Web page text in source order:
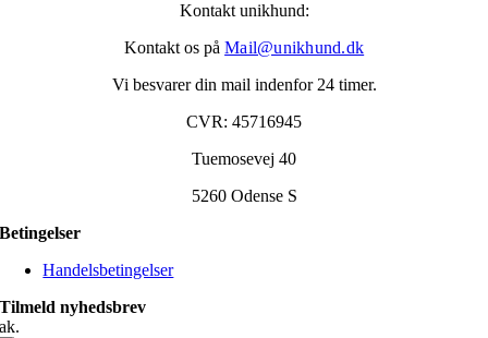
Kontakt unikhund:
Kontakt os på Mail@unikhund.dk
Vi besvarer din mail indenfor 24 timer.
CVR: 45716945
Tuemosevej 40
5260 Odense S
Betingelser
Handelsbetingelser
Tilmeld nyhedsbrev